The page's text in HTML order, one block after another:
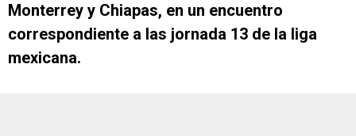
Monterrey y Chiapas, en un encuentro
correspondiente a las jornada 13 de la liga
mexicana.